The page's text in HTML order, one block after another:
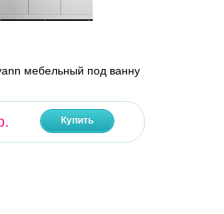
мебельный под ванну
Купить